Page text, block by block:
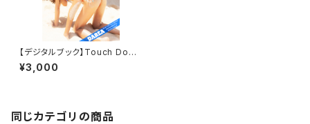
【デジタルブック】Touch Down
DAREA Dream Factory Mag
azine
¥3,000
同じカテゴリの商品